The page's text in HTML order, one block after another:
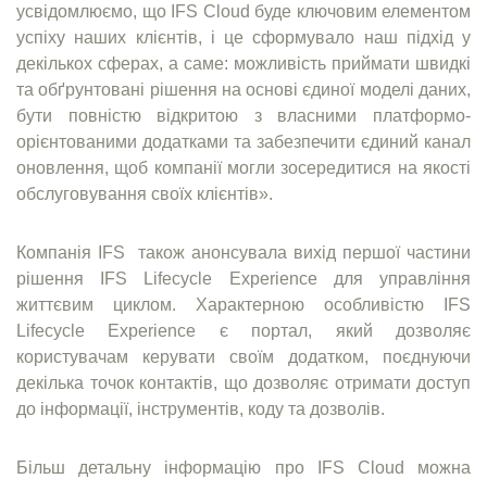
усвідомлюємо, що IFS Cloud буде ключовим елементом
успіху наших клієнтів, і це сформувало наш підхід у
декількох сферах, а саме: можливість приймати швидкі
та обґрунтовані рішення на основі єдиної моделі даних,
бути повністю відкритою з власними платформо-
орієнтованими додатками та забезпечити єдиний канал
оновлення, щоб компанії могли зосередитися на якості
обслуговування своїх клієнтів».
Компанія IFS також анонсувала вихід першої частини
рішення IFS Lifecycle Experience для управління
життєвим циклом. Характерною особливістю IFS
Lifecycle Experience є портал, який дозволяє
користувачам керувати своїм додатком, поєднуючи
декілька точок контактів, що дозволяє отримати доступ
до інформації, інструментів, коду та дозволів.
Більш детальну інформацію про IFS Cloud можна